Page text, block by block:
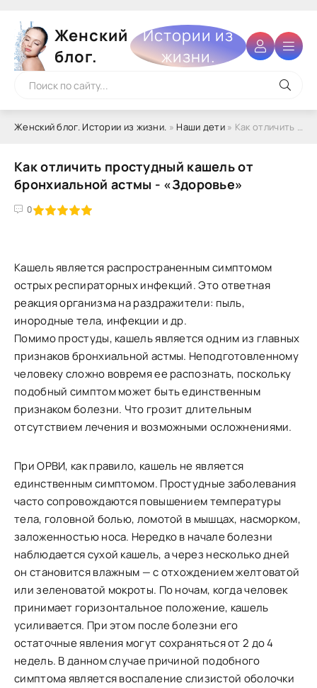
Женский
блог.
Истории из
жизни.
Женский блог. Истории из жизни. » Наши дети» Как отличить простудный кашель от бронхиальной астмы - «Здоровье»
Как отличить простудный кашель от
бронхиальной астмы - «Здоровье»
0
5
Кашель является распространенным симптомом
острых респираторных инфекций. Это ответная
реакция организма на раздражители: пыль,
инородные тела, инфекции и др.
Помимо простуды, кашель является одним из главных
признаков бронхиальной астмы. Неподготовленному
человеку сложно вовремя ее распознать, поскольку
подобный симптом может быть единственным
признаком болезни. Что грозит длительным
отсутствием лечения и возможными осложнениями.
При ОРВИ, как правило, кашель не является
единственным симптомом. Простудные заболевания
часто сопровождаются повышением температуры
тела, головной болью, ломотой в мышцах, насморком,
заложенностью носа. Нередко в начале болезни
наблюдается сухой кашель, а через несколько дней
он становится влажным — с отхождением желтоватой
или зеленоватой мокроты. По ночам, когда человек
принимает горизонтальное положение, кашель
усиливается. При этом после болезни его
остаточные явления могут сохраняться от 2 до 4
недель. В данном случае причиной подобного
симптома является воспаление слизистой оболочки